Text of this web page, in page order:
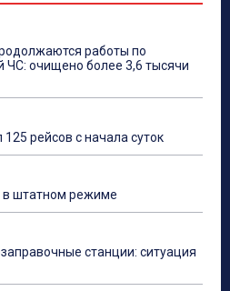
работы по
ЧС: очищено более 3,6 тысячи
рейсов с начала суток
в штатном режиме
станции: ситуация